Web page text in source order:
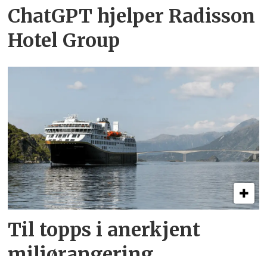
ChatGPT hjelper Radisson
Hotel Group
Til topps i anerkjent